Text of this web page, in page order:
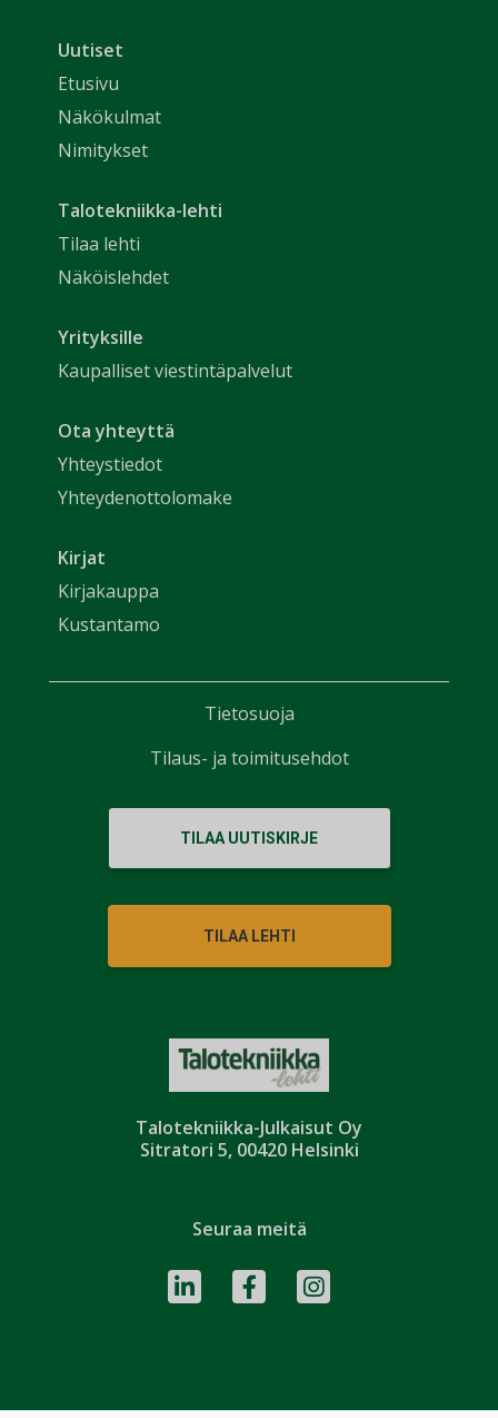
Talotekniikka-Julkaisut Oy
Sitratori 5, 00420 Helsinki
Uutiset
Etusivu
Näkökulmat
Nimitykset
Talotekniikka-lehti
Tilaa lehti
Näköislehdet
Yrityksille
Kaupalliset viestintäpalvelut
Ota yhteyttä
Yhteystiedot
Yhteydenottolomake
Kirjat
Kirjakauppa
Kustantamo
TILAA UUTISKIRJE
TILAA LEHTI
Seuraa meitä
Tietosuoja
Tilaus- ja toimitusehdot